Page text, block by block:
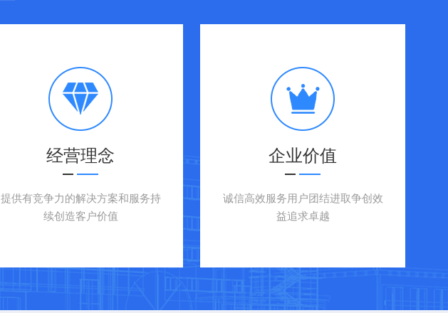
经营理念
提供有竞争力的解决方案和服务持
续创造客户价值
企业价值
诚信高效服务用户团结进取争创效
益追求卓越